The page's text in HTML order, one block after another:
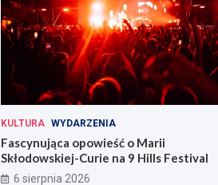
KULTURA WYDARZENIA
Fascynująca opowieść o Marii
Skłodowskiej-Curie na 9 Hills Festival
6 sierpnia 2026